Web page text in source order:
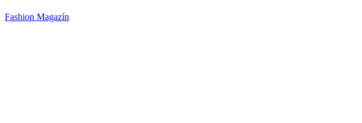
Fashion Magazín